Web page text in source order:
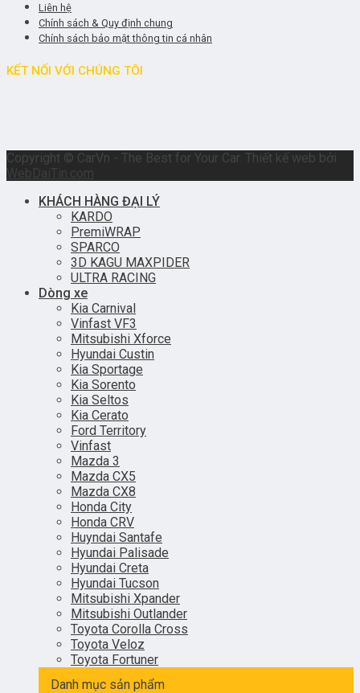
Liên hệ
Chính sách & Quy định chung
Chính sách bảo mật thông tin cá nhân
KẾT NỐI VỚI CHÚNG TÔI
Copyright © CarVn - The Best for Your Car. Thiết kế web bởi
WebDaiTin.com
KHÁCH HÀNG ĐẠI LÝ
KARDO
PremiWRAP
SPARCO
3D KAGU MAXPIDER
ULTRA RACING
Dòng xe
Kia Carnival
Vinfast VF3
Mitsubishi Xforce
Hyundai Custin
Kia Sportage
Kia Sorento
Kia Seltos
Kia Cerato
Ford Territory
Vinfast
Mazda 3
Mazda CX5
Mazda CX8
Honda City
Honda CRV
Huyndai Santafe
Hyundai Palisade
Hyundai Creta
Hyundai Tucson
Mitsubishi Xpander
Mitsubishi Outlander
Toyota Corolla Cross
Toyota Veloz
Toyota Fortuner
Danh mục sản phẩm